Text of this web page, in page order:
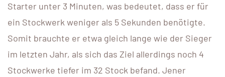
Starter unter 3 Minuten, was bedeutet, dass er für
ein Stockwerk weniger als 5 Sekunden benötigte.
Somit brauchte er etwa gleich lange wie der Sieger
im letzten Jahr, als sich das Ziel allerdings noch 4
Stockwerke tiefer im 32 Stock befand. Jener